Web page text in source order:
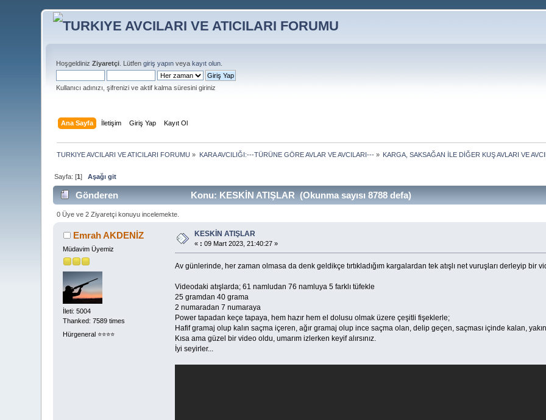
HoşgeldinizZiyaretçi . Lütfengiriş yapın veyakayıt olun
Kullanıcı adınızı, şifrenizi ve aktif kalma süresini giriniz
Ana Sayfa İletişim Giriş Yap Kayıt Ol
TURKIYE AVCILARI VE ATICILARI FORUMU » KARA AVCILIĞI:---TÜRÜNE GÖRE AVLAR VE AVCILARI---» KARGA, SAKSAĞAN İLE DİĞER KUŞ AVLARI VE
Sayfa: [1]Aşağı git
Gönderen Konu: KESKİN ATIŞLAR (Okunma sayısı 8788 defa)
0 Üye ve 2 Ziyaretçi konuyu incelemekte.
Emrah AKDENİZ
Müdavim Üyemiz
İleti: 5004
Thanked: 7589 times
Hürgeneral ⭐️⭐️⭐️⭐️
KESKİN ATIŞLAR
« : 09 Mart 2023, 21:40:27 »
Av günlerinde, her zaman olmasa da denk geldikçe tırtıkladığım kargalardan tek atışlı net vuruşları derleyip bir
Videodaki atışlarda; 61 namludan 76 namluya 5 farklı tüfekle
25 gramdan 40 grama
2 numaradan 7 numaraya
Power tapadan keçe tapaya, hem hazır hem el dolusu olmak üzere çeşitli fişeklerle;
Hafif gramaj olup kalın saçma içeren, ağır gramaj olup ince saçma olan, delip geçen, saçması içinde kalan,
Kısa ama güzel bir video oldu, umarım izlerken keyif alırsınız.
İyi seyirler...